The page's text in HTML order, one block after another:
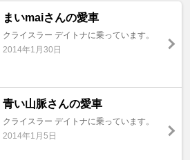
まいmaiさんの愛車
クライスラー デイトナに乗っています。
2014年1月30日
青い山脈さんの愛車
クライスラー デイトナに乗っています。
2014年1月5日